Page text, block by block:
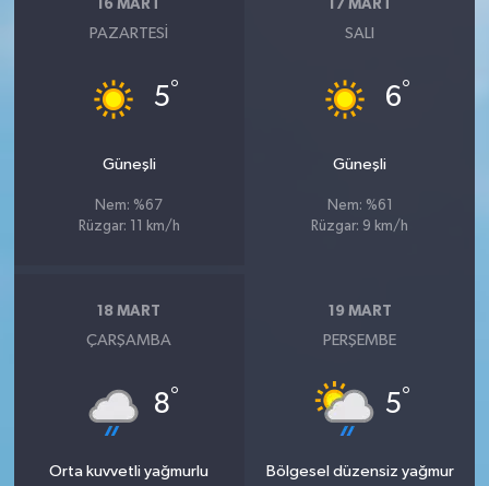
16 MART
PAZARTESI
5°
Güneşli
Nem: %67
Rüzgar: 11 km/h
17 MART
SALI
6°
Güneşli
Nem: %61
Rüzgar: 9 km/h
18 MART
ÇARŞAMBA
8°
Orta kuvvetli yağmurlu
19 MART
PERŞEMBE
5°
Bölgesel düzensiz yağmur